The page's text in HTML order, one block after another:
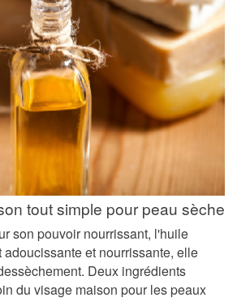
tout simple pour peau sèche
son pouvoir nourrissant, l'huile
et nourrissante, elle
Deux ingrédients
du visage maison pour les peaux